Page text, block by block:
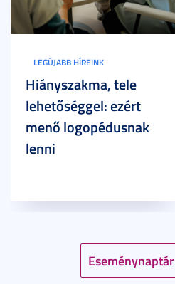
Eseménynaptár
LEGÚJABB HÍREINK
Hiányszakma, tele
lehetőséggel: ezért
menő logopédusnak
lenni